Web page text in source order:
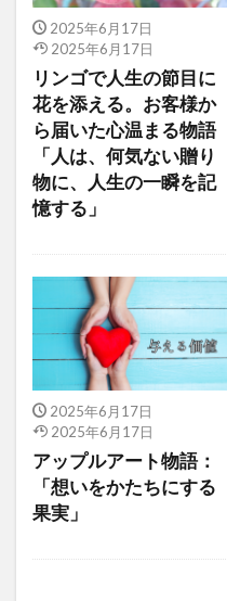
2025年6月17日
2025年6月17日
リンゴで人生の節目に
花を添える。お客様か
ら届いた心温まる物語
「人は、何気ない贈り
物に、人生の一瞬を記
憶する」
2025年6月17日
2025年6月17日
アップルアート物語：
「想いをかたちにする
果実」